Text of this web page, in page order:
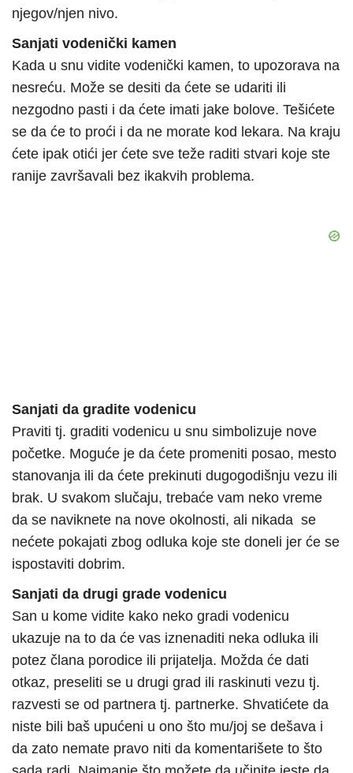
njegov/njen nivo.
Sanjati vodenički kamen
Kada u snu vidite vodenički kamen, to upozorava na
nesreću. Može se desiti da ćete se udariti ili
nezgodno pasti i da ćete imati jake bolove. Tešićete
se da će to proći i da ne morate kod lekara. Na kraju
ćete ipak otići jer ćete sve teže raditi stvari koje ste
ranije završavali bez ikakvih problema.
Sanjati da gradite vodenicu
Praviti tj. graditi vodenicu u snu simbolizuje nove
početke. Moguće je da ćete promeniti posao, mesto
stanovanja ili da ćete prekinuti dugogodišnju vezu ili
brak. U svakom slučaju, trebaće vam neko vreme
da se naviknete na nove okolnosti, ali nikada se
nećete pokajati zbog odluka koje ste doneli jer će se
ispostaviti dobrim.
Sanjati da drugi grade vodenicu
San u kome vidite kako neko gradi vodenicu
ukazuje na to da će vas iznenaditi neka odluka ili
potez člana porodice ili prijatelja. Možda će dati
otkaz, preseliti se u drugi grad ili raskinuti vezu tj.
razvesti se od partnera tj. partnerke. Shvatićete da
niste bili baš upućeni u ono što mu/joj se dešava i
da zato nemate pravo niti da komentarišete to što